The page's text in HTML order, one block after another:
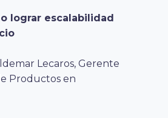
lograr escalabilidad
Lecaros, Gerente
Productos en